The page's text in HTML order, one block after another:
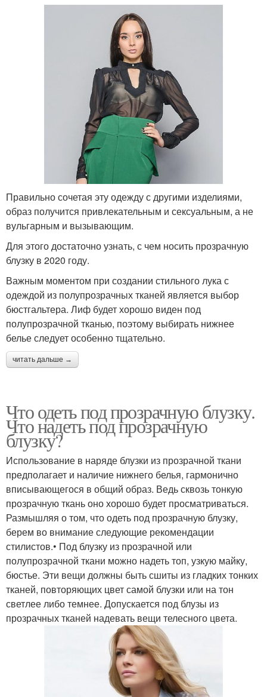
Правильно сочетая эту одежду с другими изделиями,
образ получится привлекательным и сексуальным, а не
вульгарным и вызывающим.
Для этого достаточно узнать, с чем носить прозрачную
блузку в 2020 году.
Важным моментом при создании стильного лука с
одеждой из полупрозрачных тканей является выбор
бюстгальтера. Лиф будет хорошо виден под
полупрозрачной тканью, поэтому выбирать нижнее
белье следует особенно тщательно.
читать дальше →
Что одеть под прозрачную блузку.
Что надеть под прозрачную
блузку?
Использование в наряде блузки из прозрачной ткани
предполагает и наличие нижнего белья, гармонично
вписывающегося в общий образ. Ведь сквозь тонкую
прозрачную ткань оно хорошо будет просматриваться.
Размышляя о том, что одеть под прозрачную блузку,
берем во внимание следующие рекомендации
стилистов.• Под блузку из прозрачной или
полупрозрачной ткани можно надеть топ, узкую майку,
бюстье. Эти вещи должны быть сшиты из гладких тонких
тканей, повторяющих цвет самой блузки или на тон
светлее либо темнее. Допускается под блузы из
прозрачных тканей надевать вещи телесного цвета.